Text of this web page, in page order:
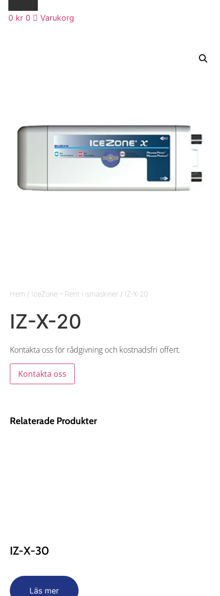
0 kr 0 Varukorg
Hem / IceZone – Rent i ismaskiner / IZ-X-20
IZ-X-20
Kontakta oss för rådgivning och kostnadsfri offert.
Kontakta oss
Relaterade Produkter
IZ-X-30
Läs mer